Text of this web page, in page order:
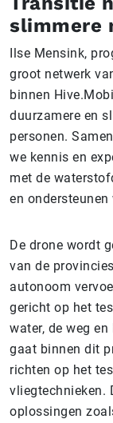
slimmere
Ilse Mensink,
groot netwerk
binnen
duurzamere en
personen.
we kennis en
met de
en ondersteunen
De drone wordt
van de
autonoom
gericht op het
water, de weg
gaat binnen dit
richten op het
vliegtechnieken.
oplossingen